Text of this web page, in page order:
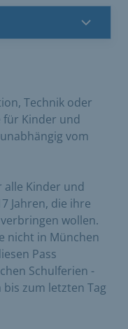
Technik oder
für Kinder und
vom
alle Kinder und
Jahren, die ihre
wollen.
nicht in München
Pass
Schulferien -
zum letzten Tag